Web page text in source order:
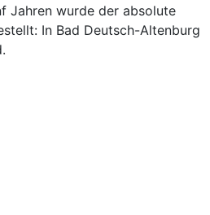
Jahren wurde der absolute
In Bad Deutsch-Altenburg